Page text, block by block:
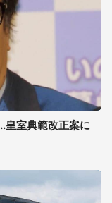
皇室典範改正案に